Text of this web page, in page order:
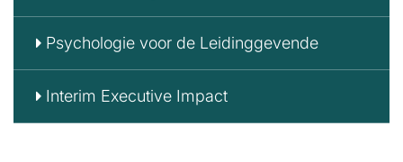
Psychologie voor de Leidinggevende
Interim Executive Impact